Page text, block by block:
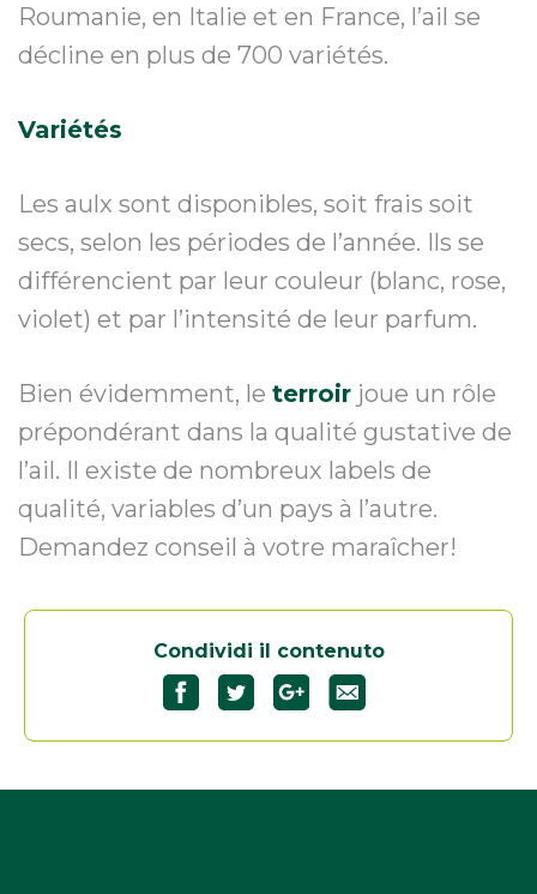
Roumanie, en Italie et en France, l’ail se
décline en plus de 700 variétés.
Variétés
Les aulx sont disponibles, soit frais soit
secs, selon les périodes de l’année. Ils se
différencient par leur couleur (blanc, rose,
violet) et par l’intensité de leur parfum.
Bien évidemment, le terroir joue un rôle
prépondérant dans la qualité gustative de
l’ail. Il existe de nombreux labels de
qualité, variables d’un pays à l’autre.
Demandez conseil à votre maraîcher!
Condividi il contenuto
PartagezPartagezPartagez